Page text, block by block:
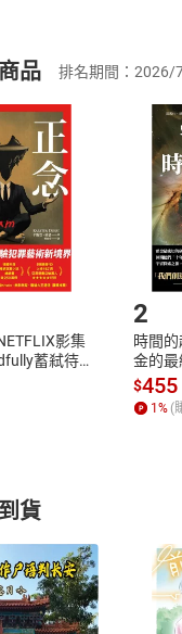
費者訂購本店鋪之商
載/存取電子書，不得
：您欲取消訂單或
店鋪將依您的申請進
樂天市場須以整筆
選商品
，如何開始使用
選擇閱讀載具
品 排名期間：2026/
影集
蓄弒待
】
2
時間
金的最
$455
1 % (
貨